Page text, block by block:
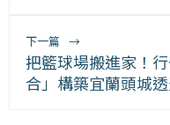
下一篇 →
把籃球場搬進家！
合」構築宜蘭頭城